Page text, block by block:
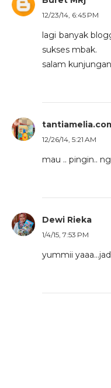
12/23/14, 6:45 PM
lagi banyak
sukses mbak.
salam
12/26/14, 5:21 AM
mau .. pingin..
Dewi Rieka
1/4/15, 7:53 PM
yummii